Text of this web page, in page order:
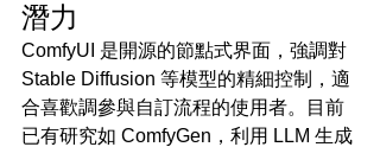
潛力
ComfyUI 是開源的節點式界面，強調對
Stable Diffusion 等模型的精細控制，適
合喜歡調參與自訂流程的使用者。目前
已有研究如 ComfyGen，利用 LLM 生成